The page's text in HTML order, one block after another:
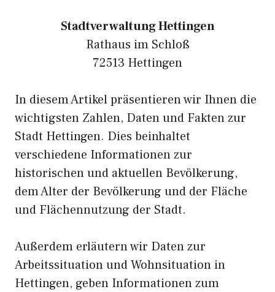
Stadtverwaltung Hettingen
Rathaus im Schloß
72513 Hettingen
In diesem Artikel präsentieren wir Ihnen die
wichtigsten Zahlen, Daten und Fakten zur
Stadt Hettingen. Dies beinhaltet
verschiedene Informationen zur
historischen und aktuellen Bevölkerung,
dem Alter der Bevölkerung und der Fläche
und Flächennutzung der Stadt.
Außerdem erläutern wir Daten zur
Arbeitssituation und Wohnsituation in
Hettingen, geben Informationen zum